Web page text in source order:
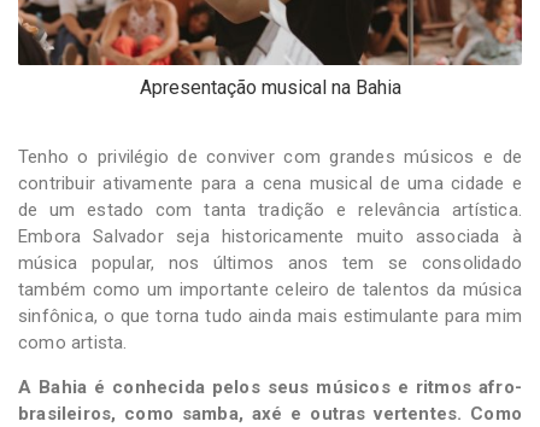
Apresentação musical na Bahia
Tenho o privilégio de conviver com grandes músicos e de
contribuir ativamente para a cena musical de uma cidade e
de um estado com tanta tradição e relevância artística.
Embora Salvador seja historicamente muito associada à
música popular, nos últimos anos tem se consolidado
também como um importante celeiro de talentos da música
sinfônica, o que torna tudo ainda mais estimulante para mim
como artista.
A Bahia é conhecida pelos seus músicos e ritmos afro-
brasileiros, como samba, axé e outras vertentes. Como